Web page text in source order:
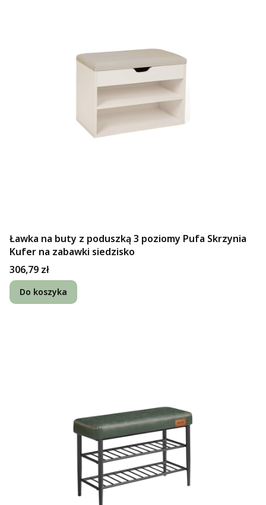
Ławka na buty z poduszką 3 poziomy Pufa Skrzynia
Kufer na zabawki siedzisko
Cena
306,79 zł
Do koszyka